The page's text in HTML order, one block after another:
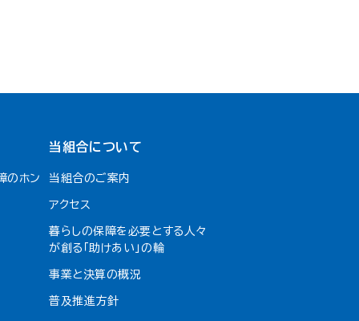
のホン
当組合について
当組合のご案内
アクセス
暮らしの保障を必要とする人々
が創る「助けあい」の輪
事業と決算の概況
普及推進方針